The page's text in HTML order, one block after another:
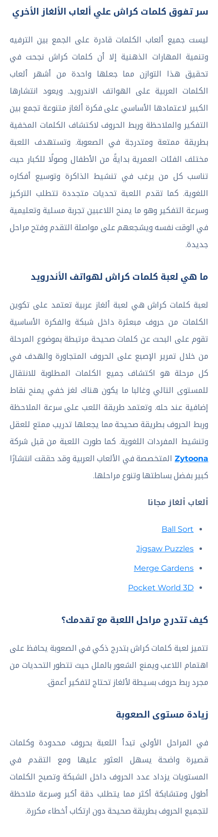
سر تفوق كلمات كراش علي ألعاب الألغاز الأخري
ليست جميع ألعاب الكلمات قادرة على الجمع بين الترفيه
وتنمية المهارات الذهنية إلا أن كلمات كراش نجحت في
تحقيق هذا التوازن مما جعلها واحدة من أشهر ألعاب
الكلمات العربية على الهواتف الاندرويد. ويعود انتشارها
الكبير لاعتمادها الأساسي على فكرة ألغاز متنوعة تجمع بين
التفكير والملاحظة وربط الحروف لاكتشاف الكلمات المخفية
بطريقة ممتعة ومتدرجة في الصعوبة. وتستهدف اللعبة
مختلف الفئات العمرية بدايةً من الأطفال وصولًا للكبار حيث
تناسب كل من يرغب في تنشيط الذاكرة وتوسيع أفكاره
اللغوية. كما تقدم اللعبة تحديات متجددة تتطلب التركيز
وسرعة التفكير وهو ما يمنح اللاعبين تجربة مسلية وتعليمية
في الوقت نفسه ويشجعهم على مواصلة التقدم وفتح مراحل
جديدة.
ما هي لعبة كلمات كراش لهواتف الأندرويد
لعبة كلمات كراش هي لعبة ألغاز عربية تعتمد على تكوين
الكلمات من حروف مبعثرة داخل شبكة والفكرة الأساسية
تقوم على البحث عن كلمات صحيحة مرتبطة بموضوع المرحلة
من خلال تمرير الإصبع على الحروف المتجاورة والهدف في
كل مرحلة هو اكتشاف جميع الكلمات المطلوبة للانتقال
للمستوى التالي وغالبا ما يكون هناك لغز خفي يمنح نقاط
إضافية عند حله. وتعتمد طريقة اللعب على سرعة الملاحظة
وربط الحروف بطريقة صحيحة مما يجعلها تدريب ممتع للعقل
وتنشيط المفردات اللغوية. كما طورت اللعبة من قبل شركة
Zytoona المتخصصة في الألعاب العربية وقد حققت انتشارًا
كبير بفضل بساطتها وتنوع مراحلها.
ألعاب ألغاز مجانا
Ball Sort
Jigsaw Puzzles
Merge Gardens
Pocket World 3D
كيف تتدرج مراحل اللعبة مع تقدمك؟
تتميز لعبة كلمات كراش بتدرج ذكي في الصعوبة يحافظ على
اهتمام اللاعب ويمنع الشعور بالملل حيث تتطور التحديات من
مجرد ربط حروف بسيطة لألغاز تحتاج لتفكير أعمق.
زيادة مستوى الصعوبة
في المراحل الأولى تبدأ اللعبة بحروف محدودة وكلمات
قصيرة واضحة يسهل العثور عليها ومع التقدم في
المستويات يزداد عدد الحروف داخل الشبكة وتصبح الكلمات
أطول ومتشابكة أكثر مما يتطلب دقة أكبر وسرعة ملاحظة
لتجميع الحروف بطريقة صحيحة دون ارتكاب أخطاء مكررة.